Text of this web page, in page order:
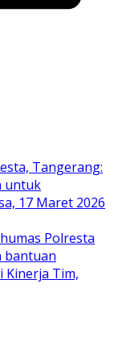
Tangerang:
untuk
17 Maret 2026
Polresta
bantuan
Kinerja Tim,